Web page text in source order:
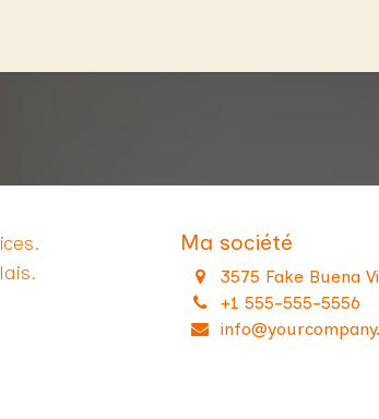
Ma société
3575 Fake Buena
+1 555-555-5556